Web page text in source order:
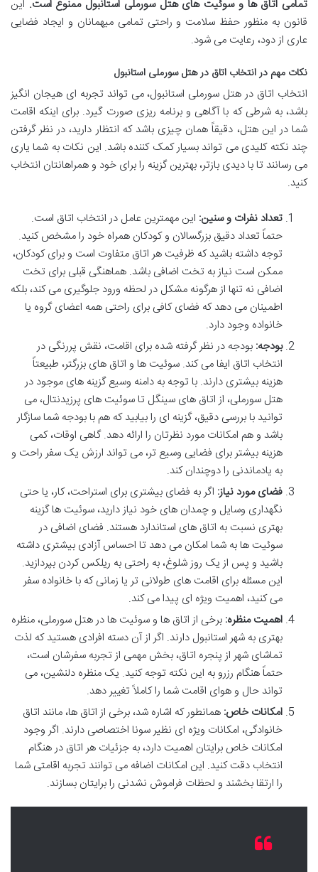
تمامی اتاق ها و سوئیت های هتل سورملی استانبول ممنوع است. این
قانون به منظور حفظ سلامت و راحتی تمامی میهمانان و ایجاد فضایی
عاری از دود، رعایت می شود.
نکات مهم در انتخاب اتاق در هتل سورملی استانبول
انتخاب اتاق در هتل سورملی استانبول، می تواند تجربه ای هیجان انگیز
باشد، به شرطی که با آگاهی و برنامه ریزی صورت گیرد. برای اینکه اقامت
شما در این هتل، دقیقاً همان چیزی باشد که انتظار دارید، در نظر گرفتن
چند نکته کلیدی می تواند بسیار کمک کننده باشد. این نکات به شما یاری
می رسانند تا با دیدی بازتر، بهترین گزینه را برای خود و همراهانتان انتخاب
کنید.
تعداد نفرات و سنین: این مهمترین عامل در انتخاب اتاق است.
حتماً تعداد دقیق بزرگسالان و کودکان همراه خود را مشخص کنید.
توجه داشته باشید که ظرفیت هر اتاق متفاوت است و برای کودکان،
ممکن است نیاز به تخت اضافی باشد. هماهنگی قبلی برای تخت
اضافی نه تنها از هرگونه مشکل در لحظه ورود جلوگیری می کند، بلکه
اطمینان می دهد که فضای کافی برای راحتی همه اعضای گروه یا
خانواده وجود دارد.
بودجه: بودجه در نظر گرفته شده برای اقامت، نقش پررنگی در
انتخاب اتاق ایفا می کند. سوئیت ها و اتاق های بزرگتر، طبیعتاً
هزینه بیشتری دارند. با توجه به دامنه وسیع گزینه های موجود در
هتل سورملی، از اتاق های سینگل تا سوئیت های پرزیدنتال، می
توانید با بررسی دقیق، گزینه ای را بیابید که هم با بودجه شما سازگار
باشد و هم امکانات مورد نظرتان را ارائه دهد. گاهی اوقات، کمی
هزینه بیشتر برای فضایی وسیع تر، می تواند ارزش یک سفر راحت و
به یادماندنی را دوچندان کند.
فضای مورد نیاز: اگر به فضای بیشتری برای استراحت، کار، یا حتی
نگهداری وسایل و چمدان های خود نیاز دارید، سوئیت ها گزینه
بهتری نسبت به اتاق های استاندارد هستند. فضای اضافی در
سوئیت ها به شما امکان می دهد تا احساس آزادی بیشتری داشته
باشید و پس از یک روز شلوغ، به راحتی به ریلکس کردن بپردازید.
این مسئله برای اقامت های طولانی تر یا زمانی که با خانواده سفر
می کنید، اهمیت ویژه ای پیدا می کند.
اهمیت منظره: برخی از اتاق ها و سوئیت ها در هتل سورملی، منظره
بهتری به شهر استانبول دارند. اگر از آن دسته افرادی هستید که لذت
تماشای شهر از پنجره اتاق، بخش مهمی از تجربه سفرشان است،
حتماً هنگام رزرو به این نکته توجه کنید. یک منظره دلنشین، می
تواند حال و هوای اقامت شما را کاملاً تغییر دهد.
امکانات خاص: همانطور که اشاره شد، برخی از اتاق ها، مانند اتاق
خانوادگی، امکانات ویژه ای نظیر سونا اختصاصی دارند. اگر وجود
امکانات خاص برایتان اهمیت دارد، به جزئیات هر اتاق در هنگام
انتخاب دقت کنید. این امکانات اضافه می توانند تجربه اقامتی شما
را ارتقا بخشند و لحظات فراموش نشدنی را برایتان بسازند.